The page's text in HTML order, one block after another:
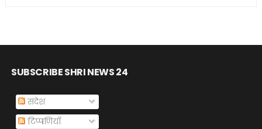
SUBSCRIBE SHRI NEWS 24
संदेश
टिप्पणियाँ